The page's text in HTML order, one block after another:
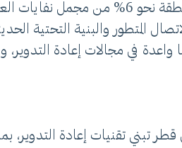
لقد بدأ نجم دولة قطر يسطع كمركز واعد لإدارة النفايات في الشرق
المتطور والبنية التحتية
واعدة في مجالات إعادة